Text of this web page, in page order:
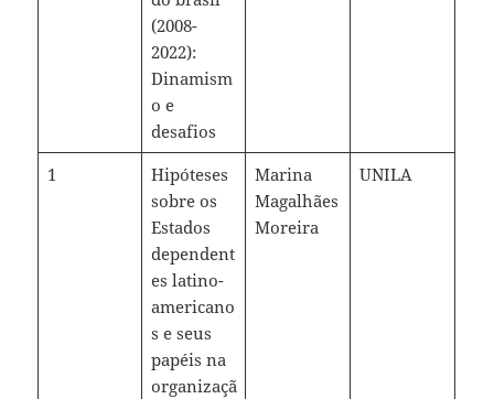
(2008-
2022):
Dinamism
o e
desafios
1
Hipóteses
sobre os
Estados
dependent
es latino-
americano
s e seus
papéis na
organizaçã
Marina
Magalhães
Moreira
UNILA